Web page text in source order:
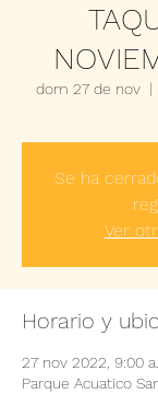
dom 27 de nov
  |
Se ha
Ver
Horario y
27 nov 2022, 9:00
Parque Acuatico